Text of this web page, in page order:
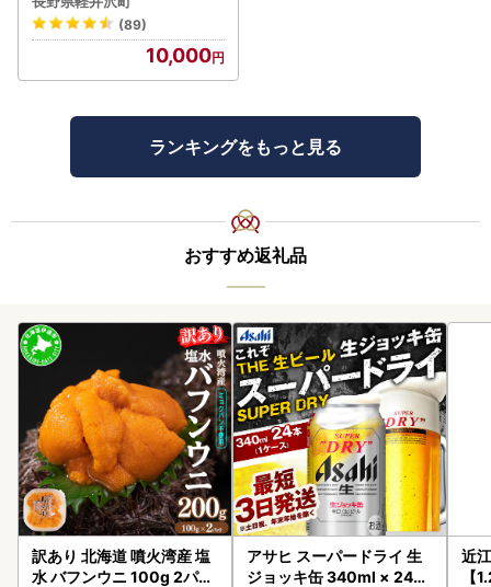
(89)
10,000
ランキングをもっと見る
おすすめ返礼品
訳あり 北海道 噴火湾産 塩
水 バフンウニ 100g 2パッ
アサヒ スーパードライ 生
ジョッキ缶 340ml × 24本
近
【